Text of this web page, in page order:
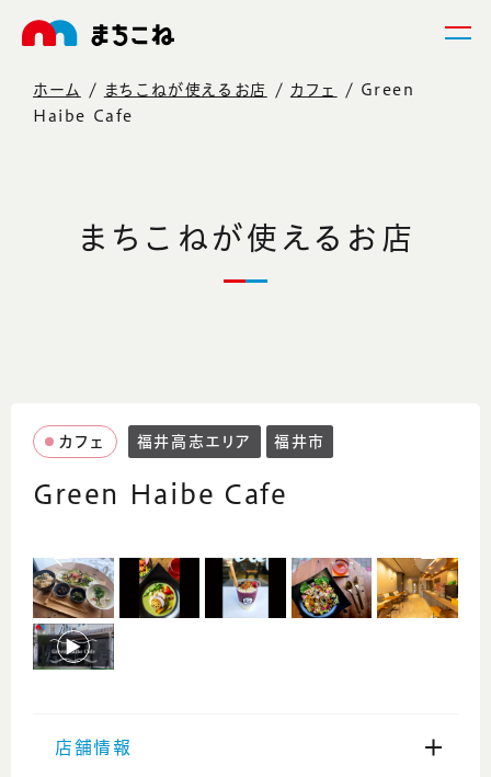
ホーム まちこねが使えるお店 カフェ
Green
Haibe Cafe
まちこねが使えるお店
カフェ 福井高志エリア 福井市
Green Haibe Cafe
店舗情報